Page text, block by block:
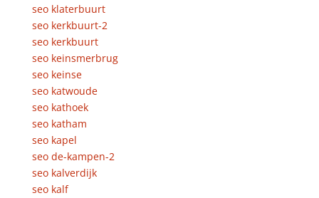
seo klaterbuurt
seo kerkbuurt-2
seo kerkbuurt
seo keinsmerbrug
seo keinse
seo katwoude
seo kathoek
seo katham
seo kapel
seo de-kampen-2
seo kalverdijk
seo kalf